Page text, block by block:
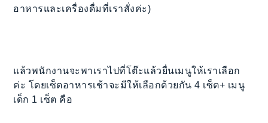
อาหารและเครื่องดื่มที่เราสั่งค่ะ)
แล้วพนักงานจะพาเราไปที่โต๊ะแล้วยื่นเมนูให้เราเลือก
ค่ะ โดยเซ็ตอาหารเช้าจะมีให้เลือกด้วยกัน 4 เซ็ต+ เมนู
เด็ก 1 เซ็ต คือ